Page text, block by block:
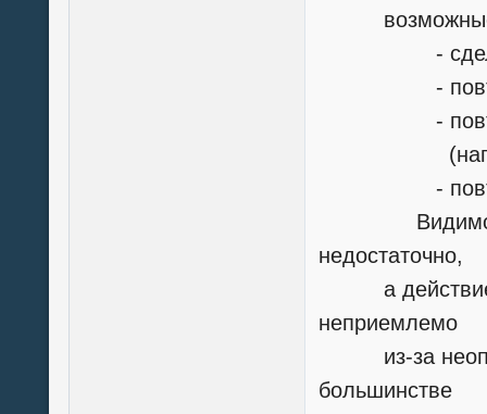
возможные
- сделать
-
- повторять
- повторять
Видимо,
недостаточно,
а действие
неприемлемо
из-за
большинстве